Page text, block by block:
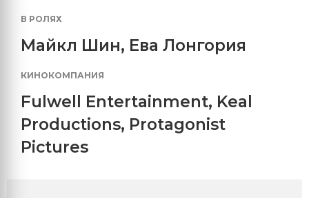
В РОЛЯХ
Майкл Шин, Ева Лонгория
КИНОКОМПАНИЯ
Fulwell Entertainment, Keal
Productions, Protagonist
Pictures